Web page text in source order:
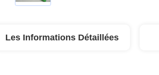
Les Informations Détaillées